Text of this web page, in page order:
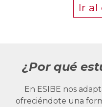
Ir al
¿Por qué
En ESIBE nos
ofreciéndote una